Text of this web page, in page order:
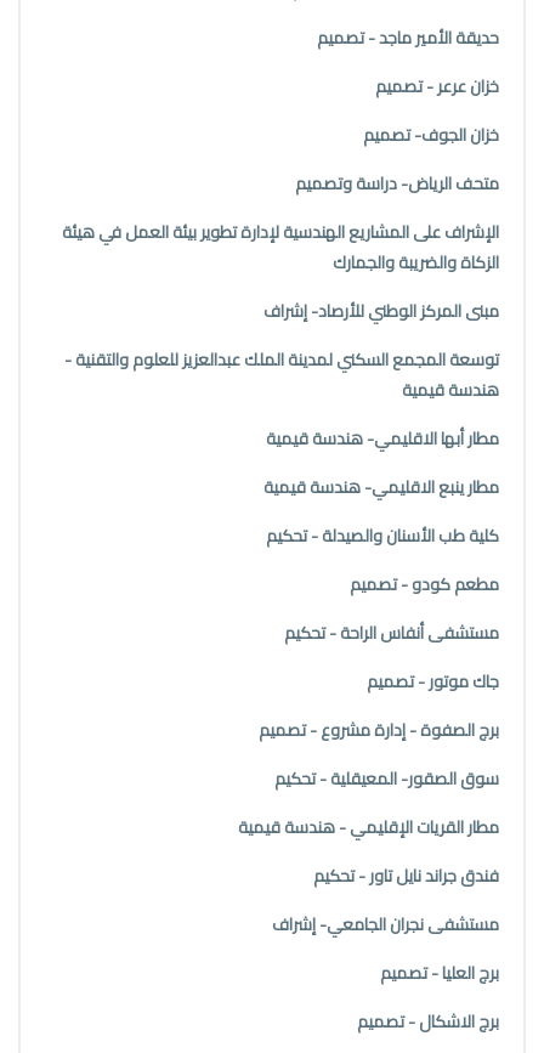
حديقة الأمير ماجد - تصميم
خزان عرعر - تصميم
خزان الجوف- تصميم
متحف الرياض- دراسة وتصميم
الإشراف على المشاريع الهندسية لإدارة تطوير بيئة العمل في هيئة
الزكاة والضريبة والجمارك
مبنى المركز الوطني للأرصاد- إشراف
توسعة المجمع السكني لمدينة الملك عبدالعزيز للعلوم والتقنية -
هندسة قيمية
مطار أبها الاقليمي- هندسة قيمية
مطار ينبع الاقليمي- هندسة قيمية
كلية طب الأسنان والصيدلة - تحكيم
مطعم كودو - تصميم
مستشفى أنفاس الراحة - تحكيم
جاك موتور - تصميم
برج الصفوة - إدارة مشروع - تصميم
سوق الصقور- المعيقلية - تحكيم
مطار القريات الإقليمي - هندسة قيمية
فندق جراند نايل تاور - تحكيم
مستشفى نجران الجامعي- إشراف
برج العليا - تصميم
برج الاشكال - تصميم